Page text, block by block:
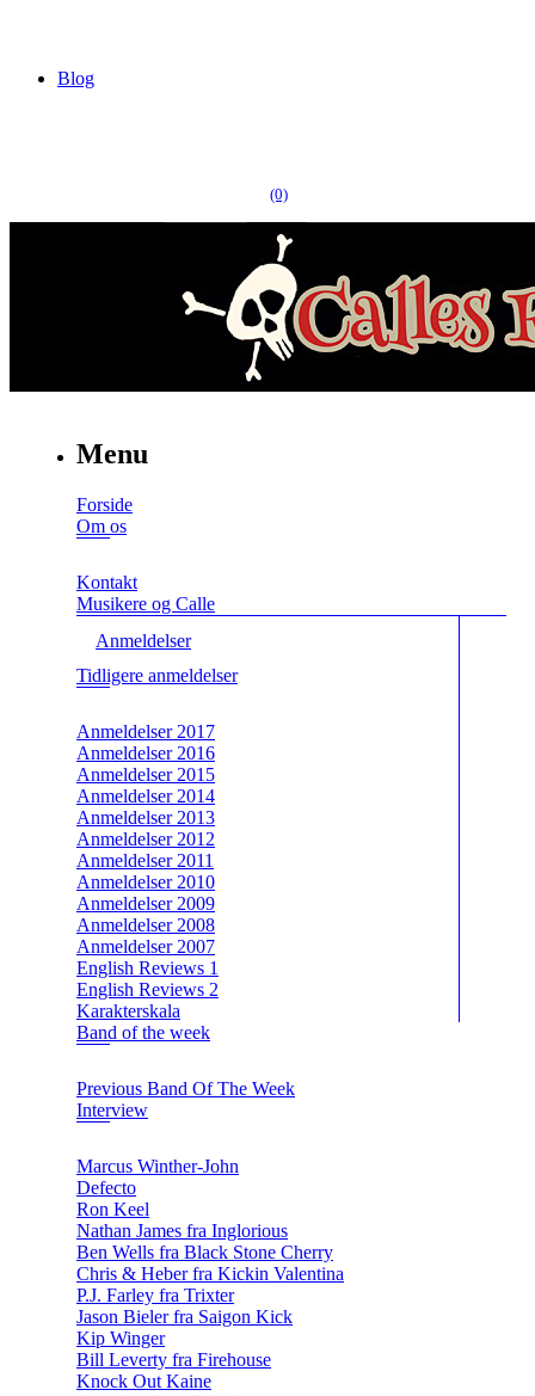
Blog
(0)
Menu
Forside
Om os
Kontakt
Musikere og Calle
Anmeldelser
Tidligere anmeldelser
Anmeldelser 2017
Anmeldelser 2016
Anmeldelser 2015
Anmeldelser 2014
Anmeldelser 2013
Anmeldelser 2012
Anmeldelser 2011
Anmeldelser 2010
Anmeldelser 2009
Anmeldelser 2008
Anmeldelser 2007
English Reviews 1
English Reviews 2
Karakterskala
Band of the week
Previous Band Of The Week
Interview
Marcus Winther-John
Defecto
Ron Keel
Nathan James fra Inglorious
Ben Wells fra Black Stone Cherry
Chris & Heber fra Kickin Valentina
P.J. Farley fra Trixter
Jason Bieler fra Saigon Kick
Kip Winger
Bill Leverty fra Firehouse
Knock Out Kaine